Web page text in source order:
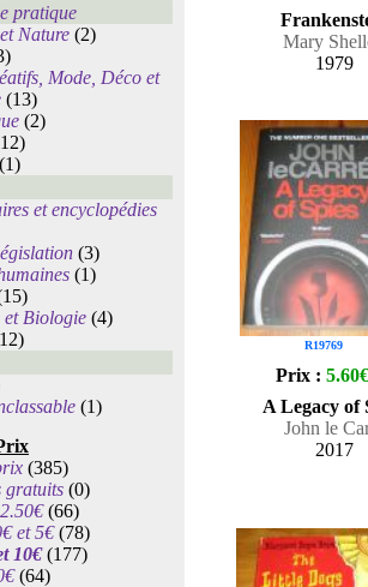
pratique
Nature (2)
Mode, Déco et
(13)
(2)
(1)
et encyclopédies
(3)
(1)
et Biologie (4)
(1)
(385)
gratuits (0)
(66)
et 5€(78)
10€ (177)
(64)
Mary
1979
R19769
Prix : 5.60€
A Legacy of
John le
2017